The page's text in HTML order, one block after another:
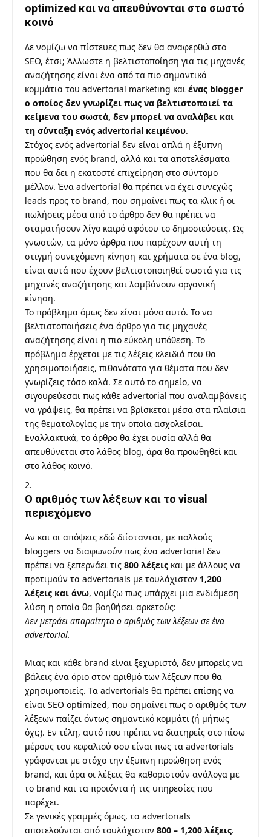
optimized και να απευθύνονται στο σωστό
κοινό
Δε νομίζω να πίστευες πως δεν θα αναφερθώ στο
SEO, έτσι; Άλλωστε η βελτιστοποίηση για τις μηχανές
αναζήτησης είναι ένα από τα πιο σημαντικά
κομμάτια του advertorial marketing και ένας blogger
ο οποίος δεν γνωρίζει πως να βελτιστοποιεί τα
κείμενα του σωστά, δεν μπορεί να αναλάβει και
τη σύνταξη ενός advertorial κειμένου.
Στόχος ενός advertorial δεν είναι απλά η έξυπνη
προώθηση ενός brand, αλλά και τα αποτελέσματα
που θα δει η εκατοστέ επιχείρηση στο σύντομο
μέλλον. Ένα advertorial θα πρέπει να έχει συνεχώς
leads προς το brand, που σημαίνει πως τα κλικ ή οι
πωλήσεις μέσα από το άρθρο δεν θα πρέπει να
σταματήσουν λίγο καιρό αφότου το δημοσιεύσεις. Ως
γνωστών, τα μόνο άρθρα που παρέχουν αυτή τη
στιγμή συνεχόμενη κίνηση και χρήματα σε ένα blog,
είναι αυτά που έχουν βελτιστοποιηθεί σωστά για τις
μηχανές αναζήτησης και λαμβάνουν οργανική
κίνηση.
Το πρόβλημα όμως δεν είναι μόνο αυτό. Το να
βελτιστοποιήσεις ένα άρθρο για τις μηχανές
αναζήτησης είναι η πιο εύκολη υπόθεση. Το
πρόβλημα έρχεται με τις λέξεις κλειδιά που θα
χρησιμοποιήσεις, πιθανότατα για θέματα που δεν
γνωρίζεις τόσο καλά. Σε αυτό το σημείο, να
σιγουρεύεσαι πως κάθε advertorial που αναλαμβάνεις
να γράψεις, θα πρέπει να βρίσκεται μέσα στα πλαίσια
της θεματολογίας με την οποία ασχολείσαι.
Εναλλακτικά, το άρθρο θα έχει ουσία αλλά θα
απευθύνεται στο λάθος blog, άρα θα προωθηθεί και
στο λάθος κοινό.
Ο αριθμός των λέξεων και το visual
περιεχόμενο
Αν και οι απόψεις εδώ διίστανται, με πολλούς
bloggers να διαφωνούν πως ένα advertorial δεν
πρέπει να ξεπερνάει τις 800 λέξεις και με άλλους να
προτιμούν τα advertorials με τουλάχιστον 1,200
λέξεις και άνω, νομίζω πως υπάρχει μια ενδιάμεση
λύση η οποία θα βοηθήσει αρκετούς:
Δεν μετράει απαραίτητα ο αριθμός των λέξεων σε ένα
advertorial.
Μιας και κάθε brand είναι ξεχωριστό, δεν μπορείς να
βάλεις ένα όριο στον αριθμό των λέξεων που θα
χρησιμοποιείς. Τα advertorials θα πρέπει επίσης να
είναι SEO optimized, που σημαίνει πως ο αριθμός των
λέξεων παίζει όντως σημαντικό κομμάτι (ή μήπως
όχι;). Εν τέλη, αυτό που πρέπει να διατηρείς στο πίσω
μέρους του κεφαλιού σου είναι πως τα advertorials
γράφονται με στόχο την έξυπνη προώθηση ενός
brand, και άρα οι λέξεις θα καθοριστούν ανάλογα με
το brand και τα προϊόντα ή τις υπηρεσίες που
παρέχει.
Σε γενικές γραμμές όμως, τα advertorials
αποτελούνται από τουλάχιστον 800 – 1,200 λέξεις.